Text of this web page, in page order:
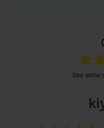
see some